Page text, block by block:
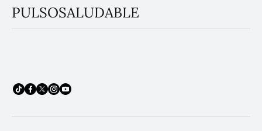
PULSOSALUDABLE